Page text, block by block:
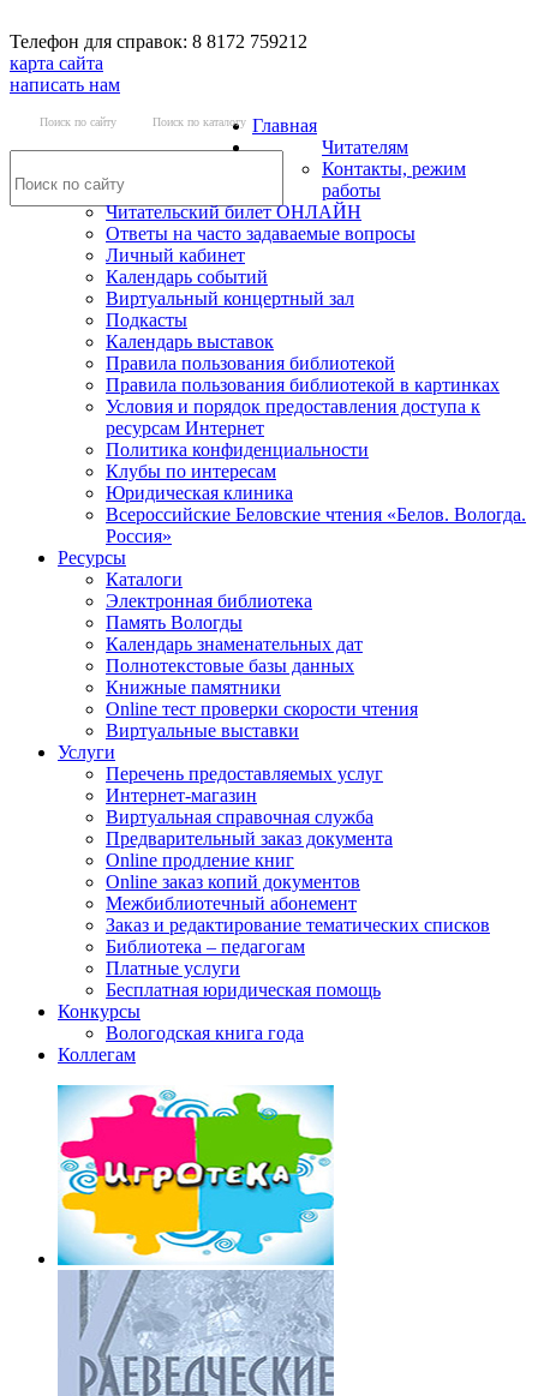
Телефон для справок: 8 8172 759212
карта сайта
написать нам
Поиск по сайту Поиск по каталогу Главная
Читателям
Контакты, режим
работы
Читательский билет ОНЛАЙН
Ответы на часто задаваемые вопросы
Личный кабинет
Календарь событий
Виртуальный концертный зал
Подкасты
Календарь выставок
Правила пользования библиотекой
Правила пользования библиотекой в картинках
Условия и порядок предоставления доступа к
ресурсам Интернет
Политика конфиденциальности
Клубы по интересам
Юридическая клиника
Всероссийские Беловские чтения «Белов. Вологда.
Россия»
Ресурсы
Каталоги
Электронная библиотека
Память Вологды
Календарь знаменательных дат
Полнотекстовые базы данных
Книжные памятники
Online тест проверки скорости чтения
Виртуальные выставки
Услуги
Перечень предоставляемых услуг
Интернет-магазин
Виртуальная справочная служба
Предварительный заказ документа
Online продление книг
Online заказ копий документов
Межбиблиотечный абонемент
Заказ и редактирование тематических списков
Библиотека – педагогам
Платные услуги
Бесплатная юридическая помощь
Конкурсы
Вологодская книга года
Коллегам